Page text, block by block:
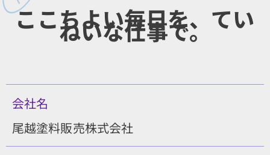
ここちよい毎日を、てい
ねいな仕事で。
会社名
尾越塗料販売株式会社